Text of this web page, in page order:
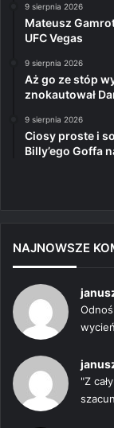
9 sierpnia 2026
Mateusz
UFC Vegas
9 sierpnia 2026
Aż go ze stóp
znokautował
9 sierpnia 2026
Ciosy proste i
Billy’ego Goffa
NAJNOWSZE
"Z